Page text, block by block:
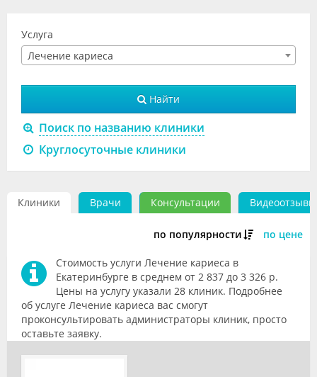
Резюме
Объявления
Форум
Клиники
Лаборатории
Услуга
Лечение кариеса
Найти
Поиск по названию клиники
Круглосуточные клиники
Клиники Врачи Консультации Видеоотзывы
по популярности по цене
Стоимость услуги Лечение кариеса в
Екатеринбурге в среднем от 2 837 до 3 326 р.
Цены на услугу указали 28 клиник. Подробнее
об услуге Лечение кариеса вас смогут
проконсультировать администраторы клиник, просто
оставьте заявку.